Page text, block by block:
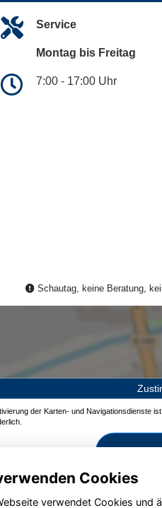
Service
Montag bis Freitag
7:00 - 17:00 Uhr
Schautag, keine Beratung,
der Karten- und Navigationsdienste
Cookies
verwendet Cookies und